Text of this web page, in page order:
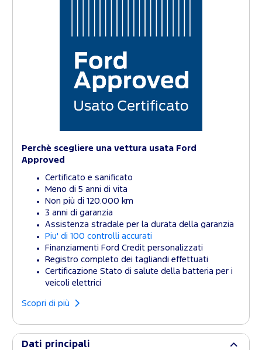
Perchè scegliere una vettura usata Ford
Approved
Certificato e sanificato
Meno di 5 anni di vita
Non più di 120.000 km
3 anni di garanzia
Assistenza stradale per la durata della garanzia
Piu' di 100 controlli accurati
Finanziamenti Ford Credit personalizzati
Registro completo dei tagliandi effettuati
Certificazione Stato di salute della batteria per i
veicoli elettrici
Scopri di più
Dati principali